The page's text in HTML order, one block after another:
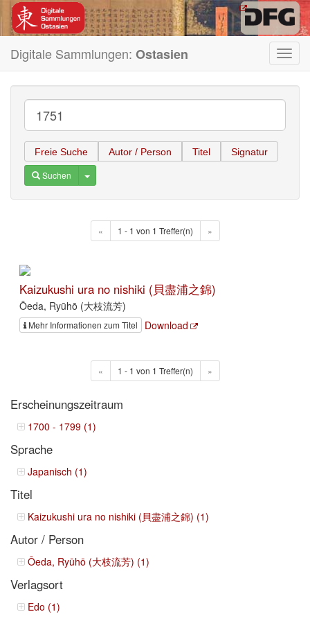
Digitale Sammlungen: Ostasien
Freie Suche Autor / Person Titel Signatur
Suchen Toggle Dropdown
« 1 - 1 von 1 Treffer(n) »
Kaizukushi ura no nishiki (貝盡浦之錦)
Ōeda, Ryūhō (大枝流芳)
Mehr Informationen zum Titel Download
« 1 - 1 von 1 Treffer(n) »
Erscheinungszeitraum
1700 - 1799 (1)
Sprache
Japanisch (1)
Titel
Kaizukushi ura no nishiki (貝盡浦之錦) (1)
Autor / Person
Ōeda, Ryūhō (大枝流芳) (1)
Verlagsort
Edo (1)